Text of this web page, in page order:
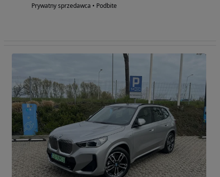
Prywatny sprzedawca • Podbite